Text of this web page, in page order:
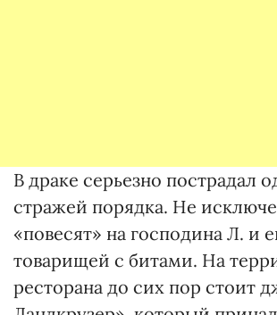
В драке серьезно пострадал
стражей порядка. Не
«повесят» на господина Л. и
товарищей с битами. На
ресторана до сих пор стоит